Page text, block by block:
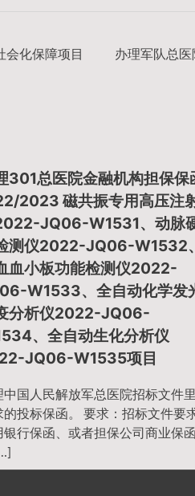
会化保障项目
办理军队总
301总医院金融机构担保保
2023 磁共振专用高压注
JQ06-W1531、动脉
测仪2022-JQ06-W1532、
血小板功能检测仪2022-
W1533、全自动化学发
分析仪2022-JQ06-
、全自动生化分析仪
JQ06-W1535项目
中国人民解放军总医院招标文件
的投标保函。 要求：招标文件要
银行保函、或者担保公司商业保函